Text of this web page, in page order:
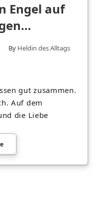
Engel auf
By Heldin des Alltags
gut zusammen.
Auf dem
die Liebe